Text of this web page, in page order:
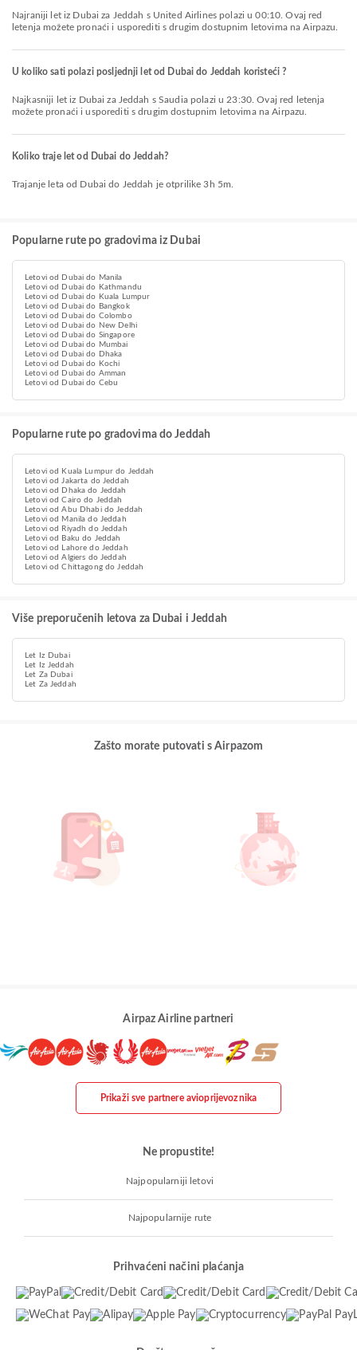
Najraniji let iz Dubai za Jeddah s United Airlines polazi u 00:10. Ovaj red
letenja možete pronaći i usporediti s drugim dostupnim letovima na Airpazu.
U koliko sati polazi posljednji let od Dubai do Jeddah koristeći ?
Najkasniji let iz Dubai za Jeddah s Saudia polazi u 23:30. Ovaj red letenja
možete pronaći i usporediti s drugim dostupnim letovima na Airpazu.
Koliko traje let od Dubai do Jeddah?
Trajanje leta od Dubai do Jeddah je otprilike 3h 5m.
Popularne rute po gradovima iz Dubai
Letovi od Dubai do Manila
Letovi od Dubai do Kathmandu
Letovi od Dubai do Kuala Lumpur
Letovi od Dubai do Bangkok
Letovi od Dubai do Colombo
Letovi od Dubai do New Delhi
Letovi od Dubai do Singapore
Letovi od Dubai do Mumbai
Letovi od Dubai do Dhaka
Letovi od Dubai do Kochi
Letovi od Dubai do Amman
Letovi od Dubai do Cebu
Popularne rute po gradovima do Jeddah
Letovi od Kuala Lumpur do Jeddah
Letovi od Jakarta do Jeddah
Letovi od Dhaka do Jeddah
Letovi od Cairo do Jeddah
Letovi od Abu Dhabi do Jeddah
Letovi od Manila do Jeddah
Letovi od Riyadh do Jeddah
Letovi od Baku do Jeddah
Letovi od Lahore do Jeddah
Letovi od Algiers do Jeddah
Letovi od Chittagong do Jeddah
Više preporučenih letova za Dubai i Jeddah
Let Iz Dubai
Let Iz Jeddah
Let Za Dubai
Let Za Jeddah
Zašto morate putovati s Airpazom
Airpaz Airline partneri
Prikaži sve partnere avioprijevoznika
Ne propustite!
Najpopularniji letovi
Najpopularnije rute
Prihvaćeni načini plaćanja